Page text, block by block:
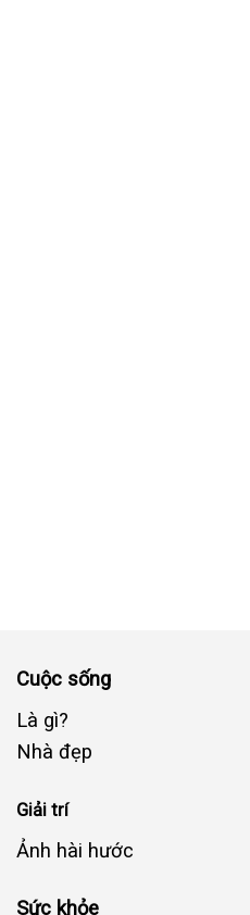
Cuộc sống
Là gì?
Nhà đẹp
Giải trí
Ảnh hài hước
Sức khỏe